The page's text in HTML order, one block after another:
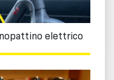
elettrico